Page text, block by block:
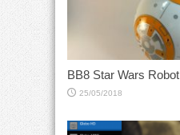
BB8 Star Wars Robot
25/05/2018